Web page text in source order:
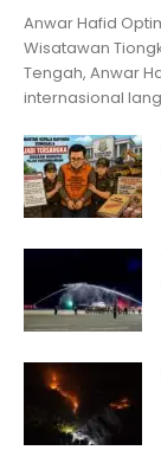
Anwar Hafid
Wisatawan
Tengah, Anwar
internasional